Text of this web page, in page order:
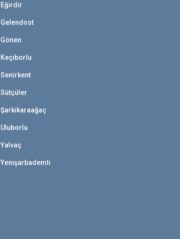
Eğirdir
Gelendost
Gönen
Keçiborlu
Senirkent
Sütçüler
Şarkikaraağaç
Uluborlu
Yalvaç
Yenişarbademli